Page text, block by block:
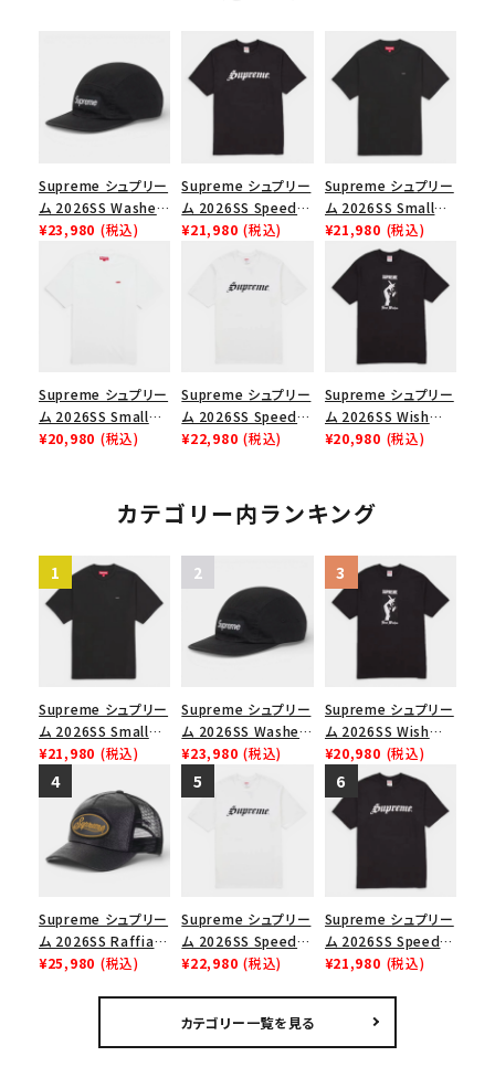
Supreme シュプリー
ム 2026SS Washed
Chino Twill Camp
¥23,980 (税込)
Supreme シュプリー
ム 2026SS Speed
Tee スピードTシャツ
¥21,980 (税込)
Supreme シュプリー
ム 2026SS Small
Box Tee スモールボ
ックスTシャツ ブラッ
¥21,980 (税込)
Supreme シュプリー
ム 2026SS Small
Box Tee スモールボ
¥20,980 (税込)
Supreme シュプリー
ム 2026SS Speed
Tee スピードTシャツ
¥22,980 (税込)
Supreme シュプリー
ム 2026SS Wish
Tee ウィッシュTシ
¥20,980 (税込)
カテゴリー内ランキング
Supreme シュプリー
ム 2026SS Small
Box Tee スモールボ
ックスTシャツ ブラッ
ク
¥21,980 (税込)
Supreme シュプリー
ム 2026SS Washed
Chino Twill Camp
Cap ウォッシュド チ
ノツイル キャンプキャ
ップ ブラック
¥23,980 (税込)
Supreme シュプリー
ム 2026SS Wish
Tee ウィッシュTシ
ャツ ブラック
¥20,980 (税込)
Supreme シュプリー
ム 2026SS Raffia
Mesh Back 5-Panel
¥25,980 (税込)
Supreme シュプリー
ム 2026SS Speed
Tee スピードTシャツ
¥22,980 (税込)
Supreme シュプリー
ム 2026SS Speed
Tee スピードTシャツ
¥21,980 (税込)
カテゴリー一覧を見る